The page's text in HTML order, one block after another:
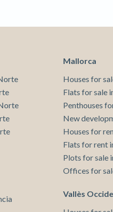
Mallorca
Houses for
Flats for sale
Penthouses
New
Houses for
Flats for rent
Plots for sale
Offices for
Vallès